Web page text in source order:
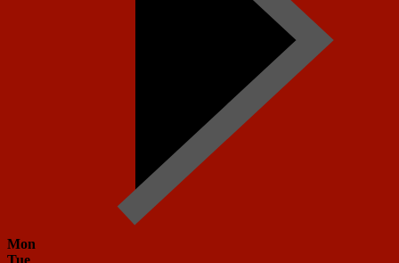
Mon
Tue